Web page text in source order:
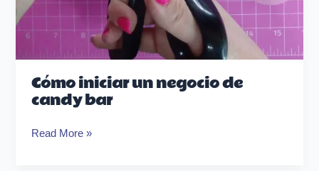
Cómo iniciar un negocio de
candy bar
Read More »